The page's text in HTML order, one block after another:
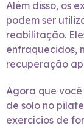
Além disso, os
podem ser
reabilitação.
enfraquecidos,
recuperação
Agora que você
de solo no
exercícios de